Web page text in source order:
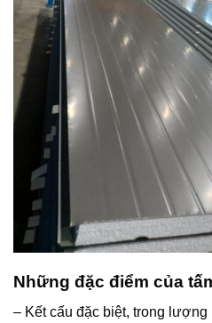
Những đặc điểm của
– Kết cấu đặc biệt, trong